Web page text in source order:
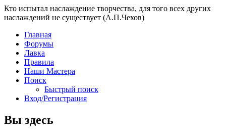
Кто испытал наслаждение творчества, для того всех других
наслаждений не существует (А.П.Чехов)
Главная
Форумы
Лавка
Правила
Наши Мастера
Поиск
Быстрый поиск
Вход/Регистрация
Вы здесь